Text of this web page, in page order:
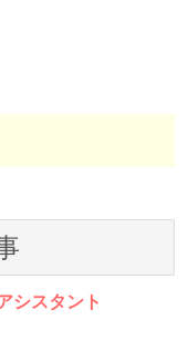
シスタント